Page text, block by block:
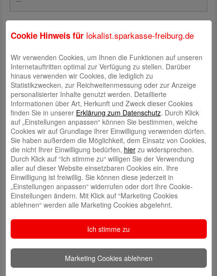
Handy- oder Telefonnummer*
Ich bin damit einverstanden, dass während der
Veranstaltung Fotos der teilnehmenden
Personen
gemacht und im Nachhinein von der Sparkasse
Freiburg-Nördlicher Breisgau verwendet
werden dürfen.*
Datenschutzbestimmungengelesen.*
Cookie Hinweis für lokalist.sparkasse-freiburg.de
Wir verwenden Cookies, um Ihnen die Funktionen auf unseren
Internetauftritten optimal zur Verfügung zu stellen. Darüber
hinaus verwenden wir Cookies, die lediglich zu
Statistikzwecken, zur Reichweitenmessung oder zur Anzeige
personalisierter Inhalte genutzt werden. Detaillierte
Informationen über Art, Herkunft und Zweck dieser Cookies
finden Sie in unserer Erklärung zum Datenschutz. Durch Klick
auf „Einstellungen anpassen“ können Sie bestimmen, welche
Cookies wir auf Grundlage Ihrer Einwilligung verwenden dürfen.
Sie haben außerdem die Möglichkeit, dem Einsatz von Cookies,
die nicht Ihrer Einwilligung bedürfen, hierzu widersprechen.
Durch Klick auf “Ich stimme zu“ willigen Sie der Verwendung
aller auf dieser Website einsetzbaren Cookies ein. Ihre
Einwilligung ist freiwillig. Sie können diese jederzeit in
„Einstellungen anpassen“ widerrufen oder dort Ihre Cookie-
Einstellungen ändern. Mit Klick auf “Marketing Cookies
ablehnen“ werden alle Marketing Cookies abgelehnt.
Ich stimme zu
Marketing Cookies ablehnen